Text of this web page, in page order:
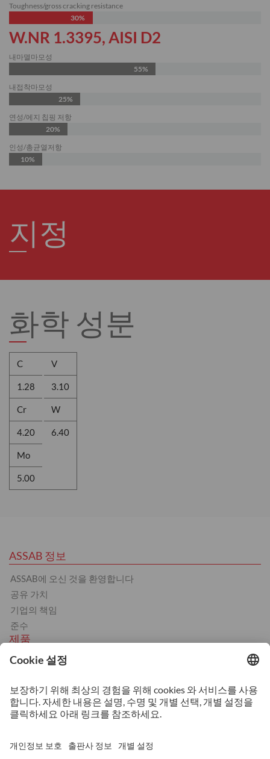
Toughness/gross cracking resistance
30%
W.NR 1.3395, AISI D2
내마멸마모성
55%
내접착마모성
25%
연성/에지 칩핑 저항
20%
인성/총균열저항
10%
지정
화학 성분
C
1.28
Cr
4.20
Mo
5.00
V
3.10
W
6.40
ASSAB 정보
ASSAB에 오신 것을 환영합니다
공유 가치
기업의 책임
준수
제품
냉간 가공
플라스틱
스트립스틸
서비스
열처리